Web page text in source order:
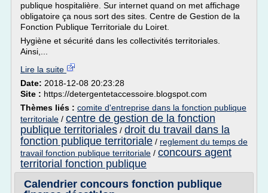
publique hospitalière. Sur internet quand on met affichage
obligatoire ça nous sort des sites. Centre de Gestion de la
Fonction Publique Territoriale du Loiret.
Hygiène et sécurité dans les collectivités territoriales.
Ainsi,...
Lire la suite
Date: 2018-12-08 20:23:28
Site : https://detergentetaccessoire.blogspot.com
Thèmes liés : comite d'entreprise dans la fonction publique
territoriale / centre de gestion de la fonction
publique territoriales / droit du travail dans la
fonction publique territoriale / reglement du temps de
travail fonction publique territoriale / concours agent
territorial fonction publique
Calendrier concours fonction publique